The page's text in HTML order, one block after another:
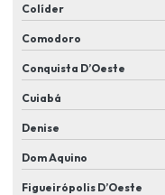
Instalação de câmeras
Instalação de câmeras de
Instalação de câmeras cftv
Instalação de câmeras em
Colíder
Comodoro
Conquista D’Oeste
Cuiabá
Denise
Dom Aquino
Figueirópolis D’Oeste